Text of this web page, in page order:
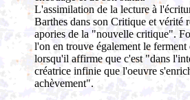
L'assimilation de la lecture à
Barthes dans son Critique et vérité
apories de la "nouvelle critique".
l'on en trouve également le ferment
lorsqu'il affirme que c'est "dans
créatrice infinie que l'oeuvre
achèvement".